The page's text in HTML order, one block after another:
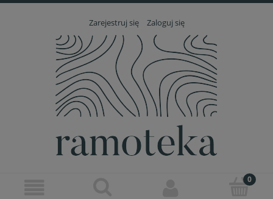
Zarejestruj się Zaloguj się